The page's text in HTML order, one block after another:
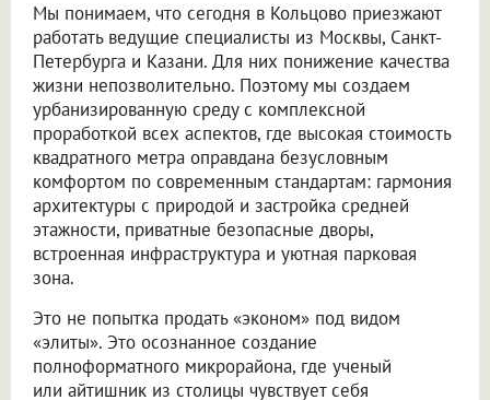
Мы понимаем, что сегодня в Кольцово приезжают
работать ведущие специалисты из Москвы, Санкт-
Петербурга и Казани. Для них понижение качества
жизни непозволительно. Поэтому мы создаем
урбанизированную среду с комплексной
проработкой всех аспектов, где высокая стоимость
квадратного метра оправдана безусловным
комфортом по современным стандартам: гармония
архитектуры с природой и застройка средней
этажности, приватные безопасные дворы,
встроенная инфраструктура и уютная парковая
зона.
Это не попытка продать «эконом» под видом
«элиты». Это осознанное создание
полноформатного микрорайона, где ученый
или айтишник из столицы чувствует себя